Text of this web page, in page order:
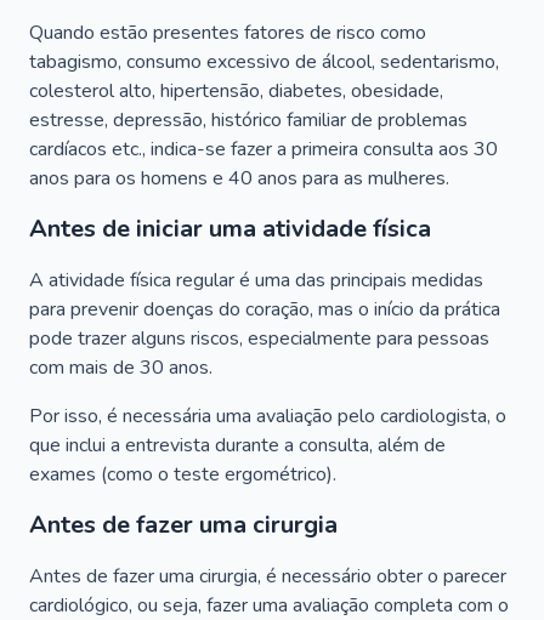
Quando estão presentes fatores de risco como
tabagismo, consumo excessivo de álcool, sedentarismo,
colesterol alto, hipertensão, diabetes, obesidade,
estresse, depressão, histórico familiar de problemas
cardíacos etc., indica-se fazer a primeira consulta aos 30
anos para os homens e 40 anos para as mulheres.
Antes de iniciar uma atividade física
A atividade física regular é uma das principais medidas
para prevenir doenças do coração, mas o início da prática
pode trazer alguns riscos, especialmente para pessoas
com mais de 30 anos.
Por isso, é necessária uma avaliação pelo cardiologista, o
que inclui a entrevista durante a consulta, além de
exames (como o teste ergométrico).
Antes de fazer uma cirurgia
Antes de fazer uma cirurgia, é necessário obter o parecer
cardiológico, ou seja, fazer uma avaliação completa com o